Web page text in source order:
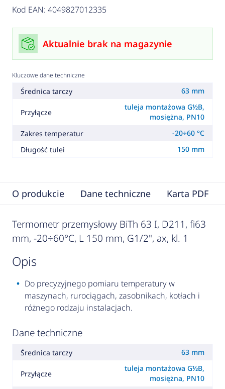
Kod EAN: 4049827012335
Aktualnie brak na magazynie
Kluczowe dane techniczne
Średnica tarczy 63 mm
Przyłącze
tuleja montażowa G½B,
mosiężna, PN10
Zakres temperatur
-20÷60 °C
Długość tulei
150 mm
O produkcie Dane techniczne Karta PDF
Termometr przemysłowy BiTh 63 I, D211, fi63
mm, -20÷60°C, L 150 mm, G1/2", ax, kl. 1
opis
Do precyzyjnego pomiaru temperatury w
maszynach, rurociągach, zasobnikach, kotłach i
różnego rodzaju instalacjach.
Dane techniczne
Średnica tarczy 63 mm
Przyłącze
tuleja montażowa G½B,
mosiężna, PN10